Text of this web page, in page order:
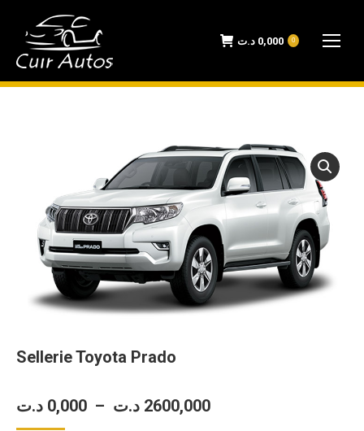
0,000 د.ت 0
Sellerie Toyota Prado
0,000 د.ت – 2600,000 د.ت
Plage